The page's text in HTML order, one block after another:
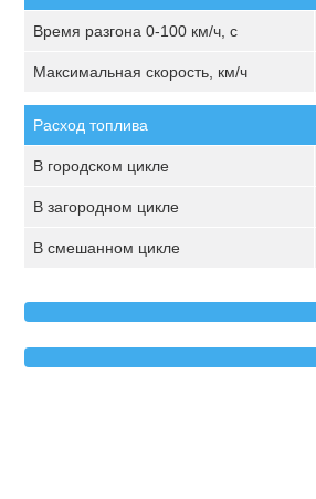
Время разгона 0-100 км/ч, с
Максимальная скорость, км/ч
Расход топлива
В городском цикле
В загородном цикле
В смешанном цикле